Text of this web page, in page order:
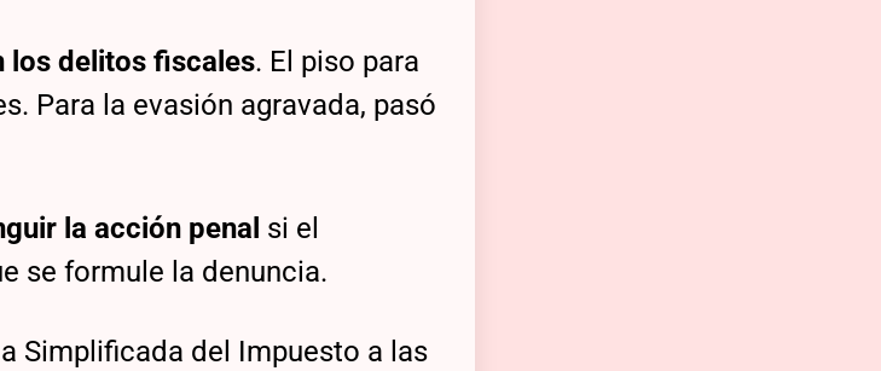
los delitos fiscales. El piso para
Para la evasión agravada, pasó
la acción penal si el
se formule la denuncia.
Simplificada del Impuesto a las